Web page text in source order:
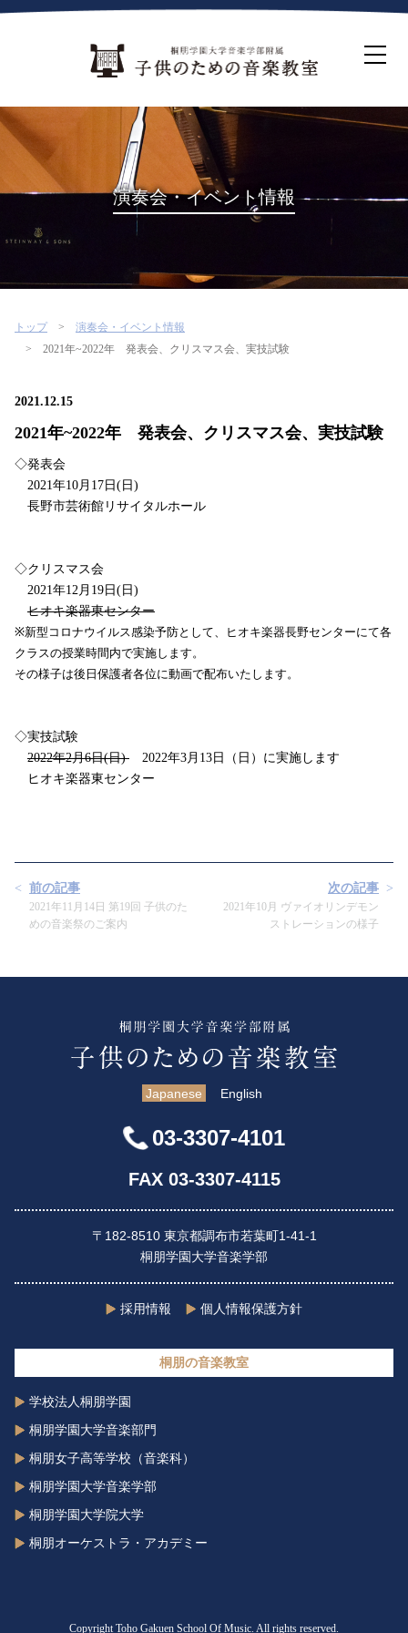
ホーム
生徒募集について
教室案内
コース紹介
概要・沿革
桐朋を選ぶ理由
インタビュー・コラム
よくある質問
演奏会・イベント情報
トップ
演奏会・イベント情報
2021年~2022年 発表会、クリスマス会、実技試験
2021.12.15
2021年~2022年 発表会、クリスマス会、実技試験
◇発表会
2021年10月17日(日)
長野市芸術館リサイタルホール
◇クリスマス会
2021年12月19日(日)
ヒオキ楽器東センター
※新型コロナウイルス感染予防として、ヒオキ楽器長野センターにて各
クラスの授業時間内で実施します。
その様子は後日保護者各位に動画で配布いたします。
◇実技試験
2022年2月6日(日) 2022年3月13日（日）に実施します
ヒオキ楽器東センター
前の記事
2021年11月14日 第19回 子供のた
めの音楽祭のご案内
次の記事
2021年10月 ヴァイオリンデモン
ストレーションの様子
Japanese English
03-3307-4101
FAX 03-3307-4115
〒182-8510 東京都調布市若葉町1-41-1
桐朋学園大学音楽学部
採用情報 個人情報保護方針
桐朋の音楽教室
学校法人桐朋学園
桐朋学園大学音楽部門
桐朋女子高等学校（音楽科）
桐朋学園大学音楽学部
桐朋学園大学院大学
桐朋オーケストラ・アカデミー
Copyright Toho Gakuen School Of Music. All rights reserved.